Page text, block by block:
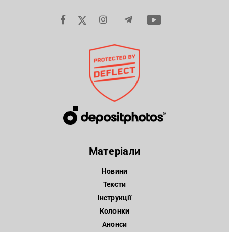
Матеріали
Новини
Тексти
Інструкції
Колонки
Анонси